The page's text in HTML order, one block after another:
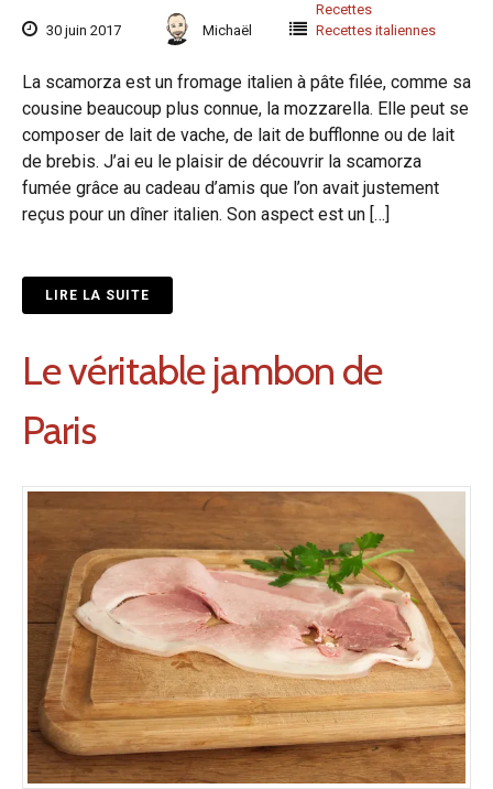
30 juin 2017 Michaël
Recettes
Recettes italiennes
La scamorza est un fromage italien à pâte filée, comme sa
cousine beaucoup plus connue, la mozzarella. Elle peut se
composer de lait de vache, de lait de bufflonne ou de lait
de brebis. J’ai eu le plaisir de découvrir la scamorza
fumée grâce au cadeau d’amis que l’on avait justement
reçus pour un dîner italien. Son aspect est un […]
LIRE LA SUITE
Le véritable jambon de
Paris